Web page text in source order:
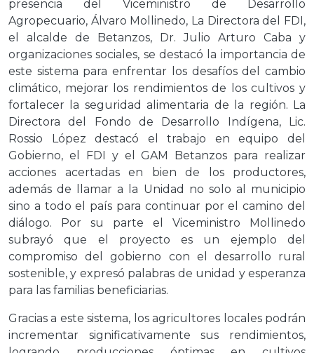
presencia del Viceministro de Desarrollo
Agropecuario, Álvaro Mollinedo, La Directora del FDI,
el alcalde de Betanzos, Dr. Julio Arturo Caba y
organizaciones sociales, se destacó la importancia de
este sistema para enfrentar los desafíos del cambio
climático, mejorar los rendimientos de los cultivos y
fortalecer la seguridad alimentaria de la región. La
Directora del Fondo de Desarrollo Indígena, Lic.
Rossio López destacó el trabajo en equipo del
Gobierno, el FDI y el GAM Betanzos para realizar
acciones acertadas en bien de los productores,
además de llamar a la Unidad no solo al municipio
sino a todo el país para continuar por el camino del
diálogo. Por su parte el Viceministro Mollinedo
subrayó que el proyecto es un ejemplo del
compromiso del gobierno con el desarrollo rural
sostenible, y expresó palabras de unidad y esperanza
para las familias beneficiarias.
Gracias a este sistema, los agricultores locales podrán
incrementar significativamente sus rendimientos,